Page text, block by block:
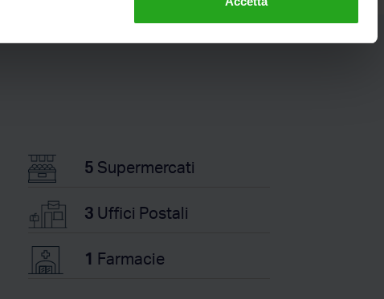
5 Supermercati
3 Uffici Postali
1 Farmacie